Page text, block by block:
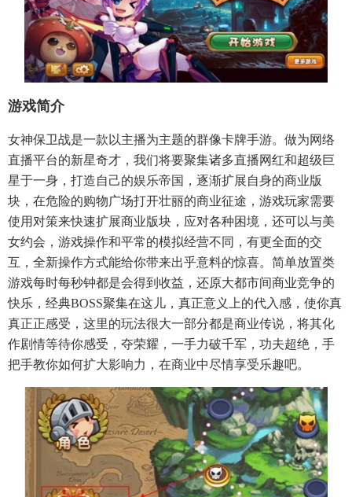
游戏简介
女神保卫战是一款以主播为主题的群像卡牌手游。做为网络
直播平台的新星奇才，我们将要聚集诸多直播网红和超级巨
星于一身，打造自己的娱乐帝国，逐渐扩展自身的商业版
块，在危险的购物广场打开壮丽的商业征途，游戏玩家需要
使用对策来快速扩展商业版块，应对各种困境，还可以与美
女约会，游戏操作和平常的模拟经营不同，有更全面的交
互，全新操作方式能给你带来出乎意料的惊喜。简单放置类
游戏每时每秒钟都是会得到收益，还原大都市间商业竞争的
快乐，经典BOSS聚集在这儿，真正意义上的代入感，使你真
真正正感受，这里的玩法很大一部分都是商业传说，将其化
作剧情等待你感受，夺荣耀，一手力破千军，功夫超绝，手
把手教你如何扩大影响力，在商业中尽情享受乐趣吧。